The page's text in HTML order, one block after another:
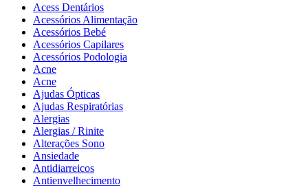
Acess Dentários
Acessórios Alimentação
Acessórios Bebé
Acessórios Capilares
Acessórios Podologia
Acne
Acne
Ajudas Ópticas
Ajudas Respiratórias
Alergias
Alergias / Rinite
Alterações Sono
Ansiedade
Antidiarreicos
Antienvelhecimento